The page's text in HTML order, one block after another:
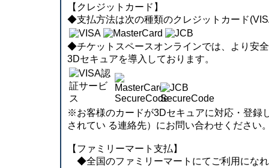
【クレジットカード】
◆支払方法は次の種類のクレジットカード
◆チケットスペースオンラインでは、より安
3Dセキュアを導入しております。
※お客様のカードが3Dセキュアに対応・登録
されてい る連絡先）にお問い合わせください
【ファミリーマート支払】
◆全国のファミリーマートにてご利用にな